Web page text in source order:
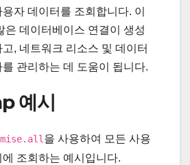
자 데이터를 조회합니다. 이
은 데이터베이스 연결이 생성
, 네트워크 리소스 및 데이터
관리하는 데 도움이 됩니다.
예시
을 사용하여 모든 사용
조회하는 예시입니다.